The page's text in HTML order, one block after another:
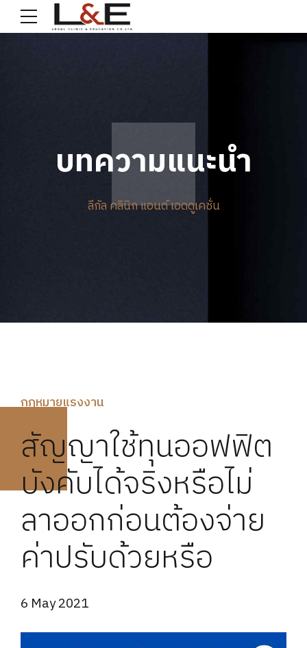
บทความแนะนำ
ลีกัล คลินิก แอนด์ เอดดูเคชั่น
กฏหมายแรงงาน
สัญญาใช้ทุนออฟฟิต
บังคับได้จริงหรือไม่
ลาออกก่อนต้องจ่าย
ค่าปรับด้วยหรือ
6 May 2021